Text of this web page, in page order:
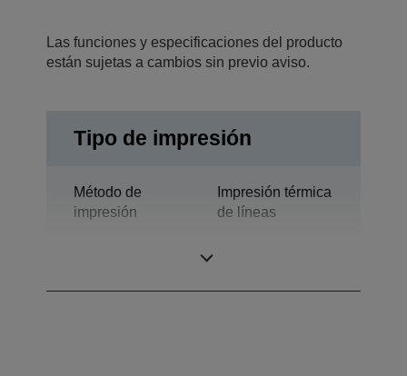
Las funciones y especificaciones del producto
están sujetas a cambios sin previo aviso.
Tipo de impresión
Método de
impresión
Impresión térmica
de líneas